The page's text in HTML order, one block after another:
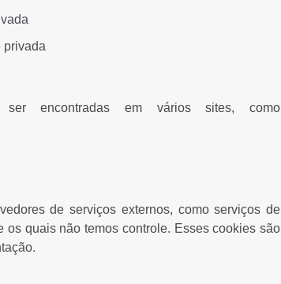
privada
ser encontradas em vários sites, como
de serviços externos, como serviços de
quais não temos controle. Esses cookies são